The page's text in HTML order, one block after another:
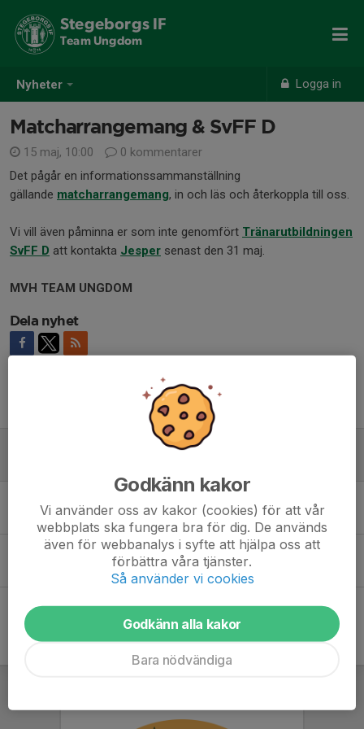
Nyheter Logga in
Stegeborgs IF
Team Ungdom
Matcharrangemang & SvFF D
15 maj, 10:00
0 kommentarer
Det pågår en informationssammanställning
gällande matcharrangemang, in och läs och återkoppla till oss.
Vi vill även påminna er som inte genomfört Tränarutbildningen
SvFF D att kontakta Jesper senast den 31 maj.
MVH TEAM UNGDOM
Dela nyhet
Matcharrangemang & SvFF D
6 maj, 19:48 0
Protokoll från mötet 28/4-26
5 maj, 06:50 0
Godkänn kakor
Vi använder oss av kakor (cookies) för att vår
webbplats ska fungera bra för dig. De används
även för webbanalys i syfte att hjälpa oss att
förbättra våra tjänster.
Så använder vi cookies
Godkänn alla kakor
Bara nödvändiga